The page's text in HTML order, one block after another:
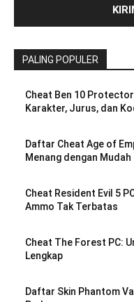
PALING POPULER
Cheat Ben 10
Karakter, Jurus, dan
Daftar Cheat Age of
Menang dengan Mudah
Cheat Resident Evil 5
Ammo Tak Terbatas
Cheat The Forest PC:
Lengkap
Daftar Skin Phantom